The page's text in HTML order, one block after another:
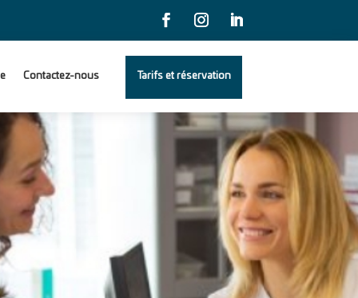
Contactez-nous Tarifs et réservation